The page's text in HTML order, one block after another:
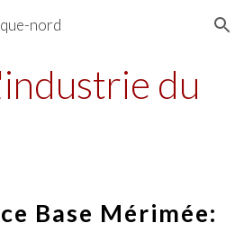
Skip to navigation
nord
du
Base Mérimée: